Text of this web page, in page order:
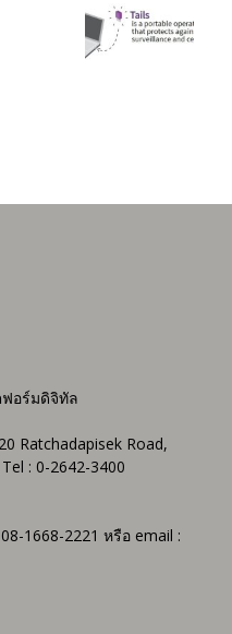
อร์มดิจิทัล
Ratchadapisek Road,
: 0-2642-3400
1668-2221 หรือ email :